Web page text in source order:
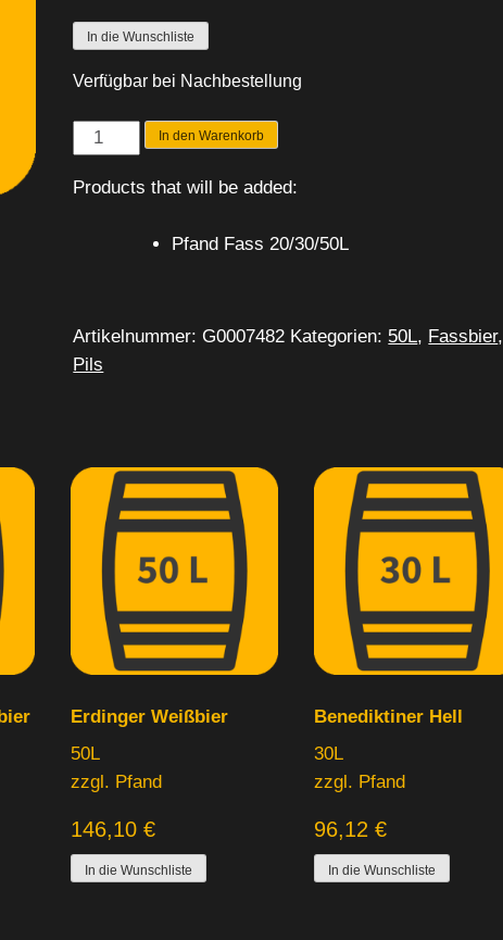
In die Wunschliste
Verfügbar bei Nachbestellung
Sion
Kölsch
Menge
In den Warenkorb
Products that will be added:
Pfand Fass 20/30/50L
Artikelnummer:G0007482 Kategorien: 50L, Fassbier,
Pils
Erdinger Weißbier
50L
zzgl. Pfand
146,10 €
In die Wunschliste
Benediktiner Hell
30L
zzgl. Pfand
96,12 €
In die Wunschliste